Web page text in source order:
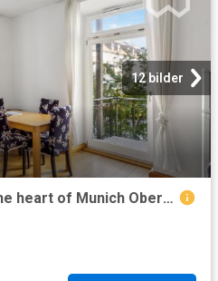
12 bilder
Beautiful apartment in the heart of Munich Obergiesing